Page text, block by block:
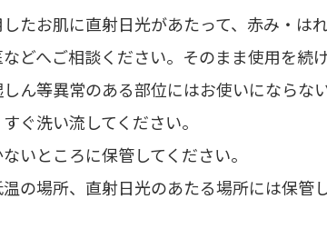
たお肌に直射日光があたって、赤み・
どへご相談ください。そのまま使用を続
ん等異常のある部位にはお使いにならな
ぐ洗い流してください。
いところに保管してください。
の場所、直射日光のあたる場所には保管